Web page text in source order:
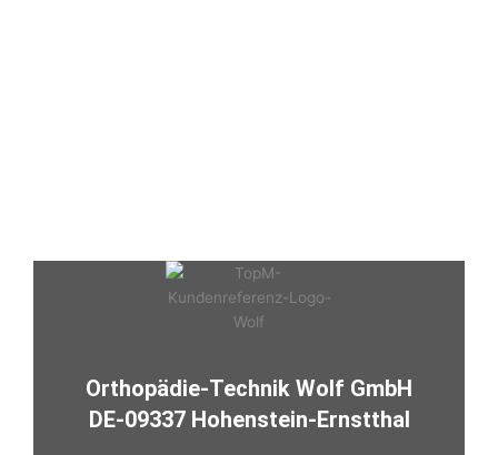
Orthopädie-Technik Wolf GmbH
DE-09337 Hohenstein-Ernstthal